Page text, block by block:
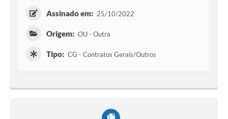
Assinado em: 25/10/2022
Origem: OU - Outra
Tipo: CG - Contratos Gerais/Outros